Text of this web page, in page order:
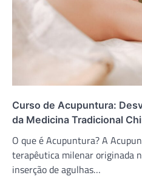
Curso de Acupuntura:
da Medicina Tradicional
O que é Acupuntura? A
terapêutica milenar originada
inserção de agulhas…